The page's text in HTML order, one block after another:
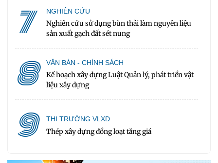
7 NGHIÊN CỨU
Nghiên cứu sử dụng bùn thải làm nguyên liệu
sản xuất gạch đất sét nung
8 VĂN BẢN - CHÍNH SÁCH
Kế hoạch xây dựng Luật Quản lý, phát triển vật
liệu xây dựng
9 THỊ TRƯỜNG VLXD
Thép xây dựng đồng loạt tăng giá